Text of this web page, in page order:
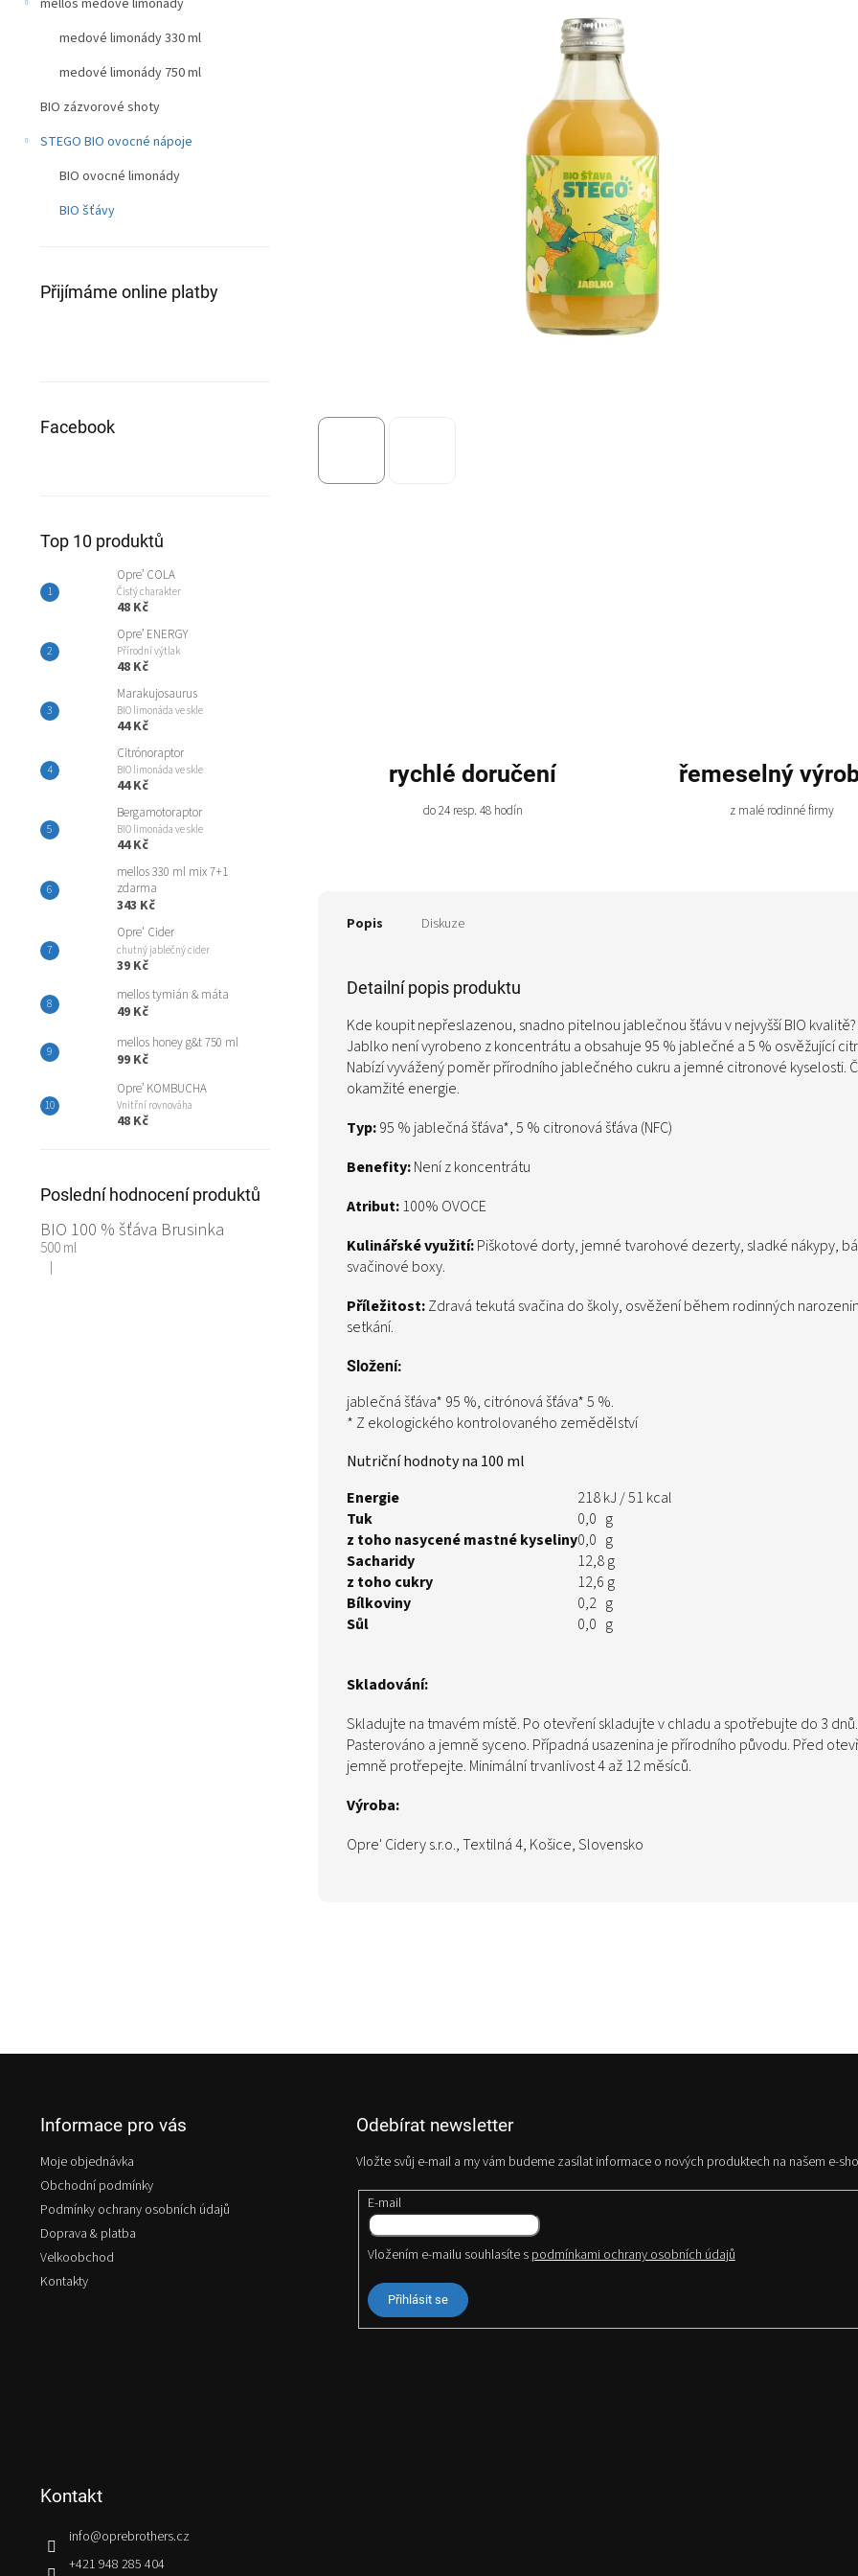
e
mellos medové limonády
medové limonády 330 ml
medové limonády 750 ml
BIO zázvorové shoty
STEGO BIO ovocné nápoje
BIO ovocné limonády
BIO šťávy
Přijímáme online platby
Facebook
Top 10 produktů
Opre’ COLA
Čistý charakter
48 Kč
Opre’ ENERGY
Přírodní výtlak
48 Kč
Marakujosaurus
BIO limonáda ve skle
44 Kč
Citrónoraptor
BIO limonáda ve skle
44 Kč
Bergamotoraptor
BIO limonáda ve skle
44 Kč
mellos 330 ml mix 7+1
zdarma
343 Kč
Opre' Cider
chutný jablečný cider
39 Kč
mellos tymián & máta
49 Kč
mellos honey g&t 750 ml
99 Kč
Opre’ KOMBUCHA
Vnitřní rovnováha
48 Kč
Poslední hodnocení produktů
BIO 100 % šťáva Brusinka
500 ml
Hodnocení produktu je 5 z 5 hvězdiček.
|
rychlé doručení
do 24 resp. 48 hodín
řemeselný
z malé rodinné firmy
Popis Diskuze
Detailní popis produktu
Kde koupit nepřeslazenou, snadno pitelnou jablečnou šťávu v nejvyšší BIO kvalitě?
Jablko není vyrobeno z koncentrátu a obsahuje 95 % jablečné a 5 % osvěžující
Nabízí vyvážený poměr přírodního jablečného cukru a jemné citronové kyselosti.
okamžité energie.
Typ:95 % jablečná šťáva*, 5 % citronová šťáva (NFC)
Benefity:Není z koncentrátu
Atribut:100% OVOCE
Kulinářské využití:Piškotové dorty, jemné tvarohové dezerty, sladké nákypy,
svačinové boxy.
Příležitost:Zdravá tekutá svačina do školy, osvěžení během rodinných
setkání.
Složení:
jablečná šťáva* 95 %, citrónová šťáva* 5 %.
* Z ekologického kontrolovaného zemědělství
Nutriční hodnoty na 100 ml
Energie
218 kJ / 51 kcal
Tuk
0,0 g
z toho nasycené mastné kyseliny0,0 g
Sacharidy
12,8 g
z toho cukry
12,6 g
Bílkoviny
0,2 g
Sůl
0,0 g
Skladování:
Skladujte na tmavém místě. Po otevření skladujte v chladu a spotřebujte do 3 dnů.
Pasterováno a jemně syceno. Případná usazenina je přírodního původu. Před
jemně protřepejte. Minimální trvanlivost 4 až 12 měsíců.
Výroba:
Opre' Cidery s.r.o., Textilná 4, Košice, Slovensko
Informace pro vás
Moje objednávka
Obchodní podmínky
Podmínky ochrany osobních údajů
Doprava & platba
Velkoobchod
Kontakty
Odebírat newsletter
Vložte svůj e-mail a my vám budeme zasílat informace o nových produktech na našem e-
E-mail
Vložením e-mailu souhlasíte spodmínkami ochrany osobních údajů
Přihlásit se
Kontakt
info@oprebrothers.cz
+421 948 285 404